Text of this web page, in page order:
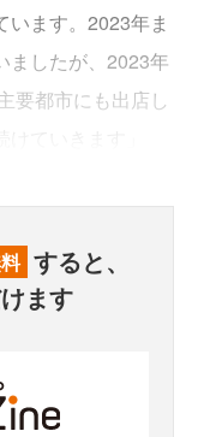
います。2023年ま
ましたが、2023年
要都市にも出店し
すると、
ます